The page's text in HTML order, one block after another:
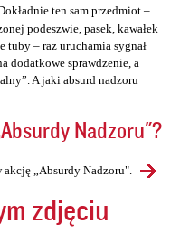
ten sam przedmiot –
podeszwie, pasek, kawałek
tuby – raz uruchamia sygnał
dodatkowe sprawdzenie, a
A jaki absurd nadzoru
Nadzoru"?
akcję „Absurdy Nadzoru".
zdjęciu